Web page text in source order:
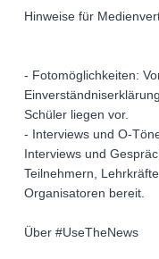
Hinweise für
- Fotomöglichkeiten:
Schüler liegen vor.
- Interviews und O-
Interviews und
Teilnehmern,
Organisatoren bereit.
Über #UseTheNews